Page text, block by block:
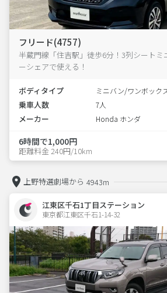
フリード(4757)
半蔵門線「住吉駅」徒歩6分！3列シートミ
ーシェアで使える！
ボディタイプ ミニバン/ワンボック
乗車人数 7人
メーカー Honda ホンダ
6時間で1,000円
距離料金 240円/10km
上野特選劇場から 4943m
江東区千石1丁目ステーション
東京都江東区千石1-14-32